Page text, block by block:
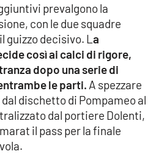
Grippo
prevalgono la
con le due squadre
guizzo decisivo. La
così ai calci di rigore,
dopo una serie di
le parti. A spezzare
dischetto di Pompameo al
dal portiere Dolenti,
il pass per la finale